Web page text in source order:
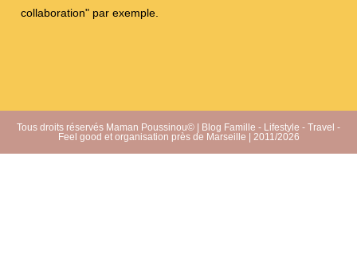
collaboration" par exemple.
Tous droits réservés Maman Poussinou© | Blog Famille - Lifestyle - Travel -
Feel good et organisation près de Marseille | 2011/2026